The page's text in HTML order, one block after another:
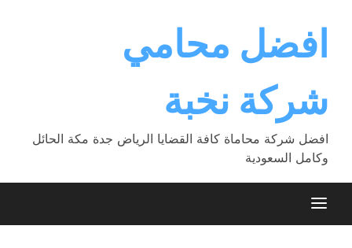
contentافضل محامي
شركة نخبة
افضل شركة محاماة كافة القضايا الرياض جدة مكة الحائل
وكامل السعودية